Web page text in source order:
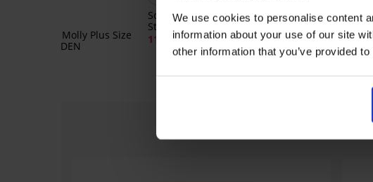
We use cookies to personalise content
information about your use of our site
other information that you’ve provided
Molly Plus Size
SIZE 20 DEN
Schwangerschafts-
Strumpfhose Mamma 20
DEN
11,19 €15,99 €
Figurformende
Basic Push-Up
10,49 €14,99 €